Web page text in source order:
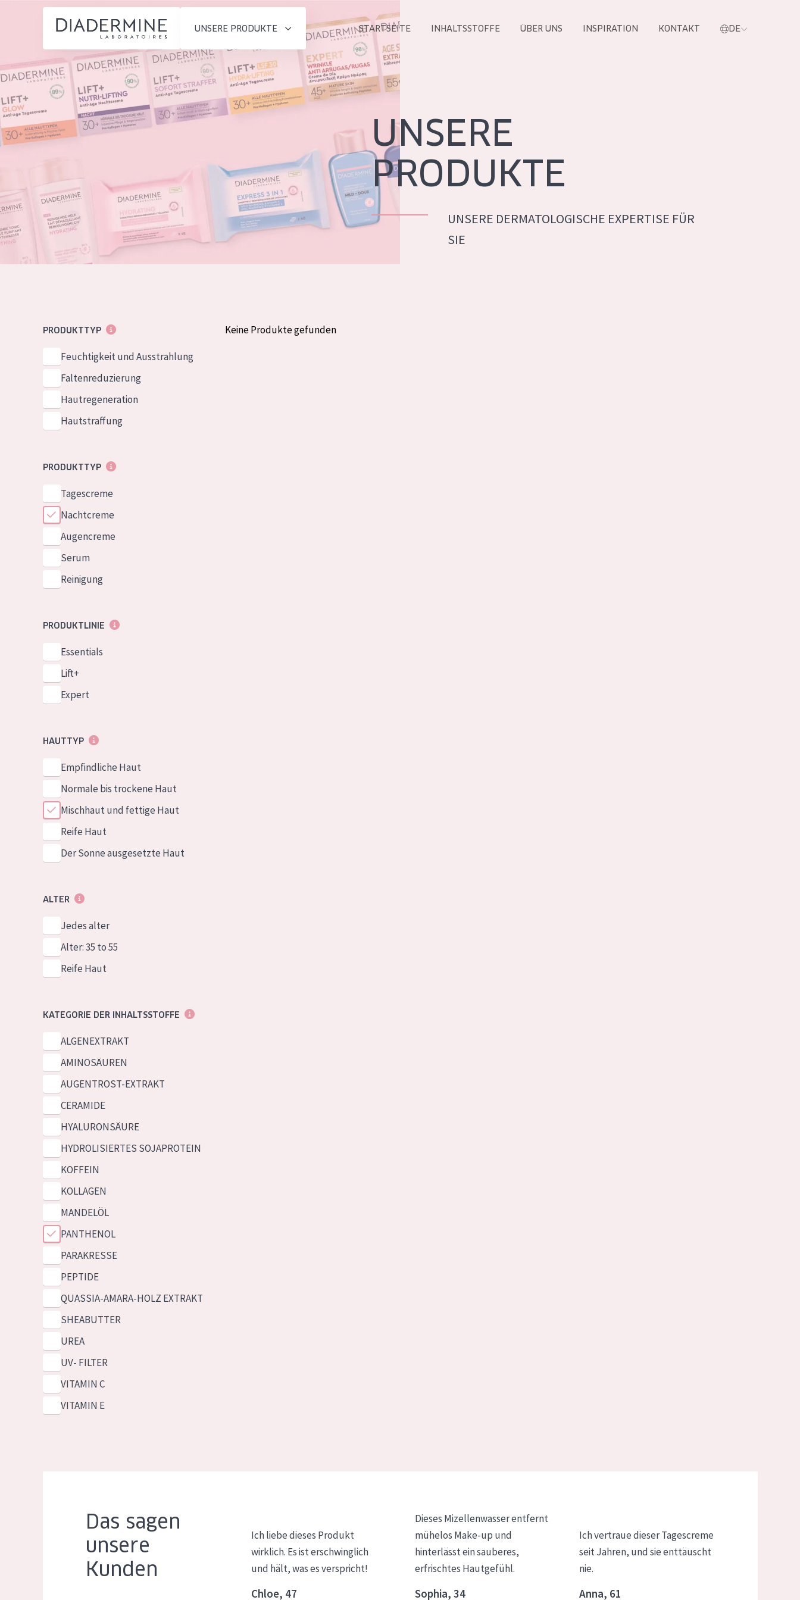
UNSERE PRODUKTE
PRODUKTTYP
Feuchtigkeit und
Ausstrahlung
Hautstraffung
PRODUKTTYP
Tagescreme
Serum
Reinigung
PRODUKTLINIE
Lift+
Expert
HAUTTYP
Reife Haut
ALTER
STARTSEITE INHALTSSTOFFE ÜBER UNS INSPIRATION KONTAKT DE
Startseite
inhaltsstoffe
Inspiration
Kontakt
French
Greek
UNSERE
PRODUKTE
UNSERE DERMATOLOGISCHE EXPERTISE FÜR
SIE
PRODUKTTYP
Feuchtigkeit und Ausstrahlung
Faltenreduzierung
Hautregeneration
Hautstraffung
PRODUKTTYP
Tagescreme
Nachtcreme
Augencreme
Serum
Reinigung
PRODUKTLINIE
Essentials
Lift+
Expert
HAUTTYP
Empfindliche Haut
Normale bis trockene Haut
Mischhaut und fettige Haut
Reife Haut
Der Sonne ausgesetzte Haut
ALTER
Jedes alter
Alter: 35 to 55
Reife Haut
KATEGORIE DER INHALTSSTOFFE
ALGENEXTRAKT
AMINOSÄUREN
AUGENTROST-EXTRAKT
CERAMIDE
HYALURONSÄURE
HYDROLISIERTES SOJAPROTEIN
KOFFEIN
KOLLAGEN
MANDELÖL
PANTHENOL
PARAKRESSE
PEPTIDE
QUASSIA-AMARA-HOLZ EXTRAKT
SHEABUTTER
UREA
UV- FILTER
VITAMIN C
VITAMIN E
Keine Produkte gefunden
Das sagen
unsere
Kunden
Ich liebe dieses Produkt
wirklich. Es ist erschwinglich
und hält, was es verspricht!
Chloe, 47
Dieses Mizellenwasser entfernt
mühelos Make-up und
hinterlässt ein sauberes,
erfrischtes Hautgefühl.
Sophia, 34
Ich vertraue dieser Tagescreme
seit Jahren, und sie enttäuscht
nie.
Anna, 61